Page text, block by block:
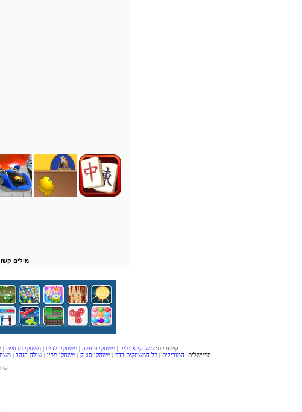
מילים
קטגוריות: משחקי אונליין | משחקי פעולה | משחקי ילדים | משחקי מרוצים |
ספיישלים: המובילים | כל המשחקים בדף | משחקי סוניק | משחקי מריו | שולה הזהב |